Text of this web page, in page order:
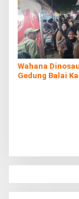
Wahana
Gedung Balai